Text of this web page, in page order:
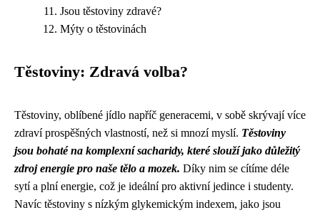
Jsou těstoviny zdravé?
Mýty o těstovinách
Těstoviny: Zdravá volba?
Těstoviny, oblíbené jídlo napříč generacemi, v sobě skrývají více
zdraví prospěšných vlastností, než si mnozí myslí. Těstoviny
jsou bohaté na komplexní sacharidy, které slouží jako důležitý
zdroj energie pro naše tělo a mozek. Díky nim se cítíme déle
sytí a plní energie, což je ideální pro aktivní jedince i studenty.
Navíc těstoviny s nízkým glykemickým indexem, jako jsou